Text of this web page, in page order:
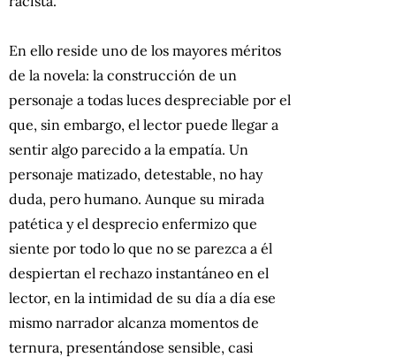
En ello reside uno de los mayores méritos
de la novela: la construcción de un
personaje a todas luces despreciable por el
que, sin embargo, el lector puede llegar a
sentir algo parecido a la empatía. Un
personaje matizado, detestable, no hay
duda, pero humano. Aunque su mirada
patética y el desprecio enfermizo que
siente por todo lo que no se parezca a él
despiertan el rechazo instantáneo en el
lector, en la intimidad de su día a día ese
mismo narrador alcanza momentos de
ternura, presentándose sensible, casi